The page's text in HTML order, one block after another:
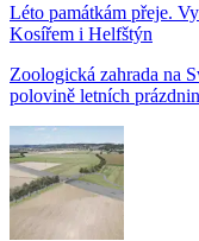
Léto památkám přeje.
Kosířem i Helfštýn
Zoologická zahrada na
polovině letních